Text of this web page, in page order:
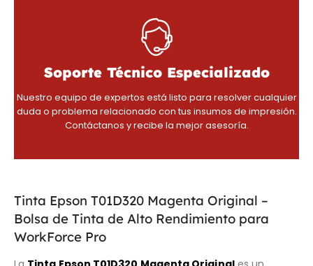
Soporte Técnico Especializado
Nuestro equipo de expertos está listo para resolver cualquier
duda o problema relacionado con tus insumos de impresión.
Contáctanos y recibe la mejor asesoría.
Tinta Epson T01D320 Magenta Original –
Bolsa de Tinta de Alto Rendimiento para
WorkForce Pro